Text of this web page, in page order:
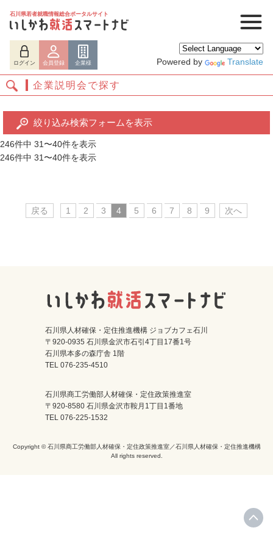
石川県若者就職情報総合ポータルサイト
ログイン 会員登録 企業様 Powered by Translate
ログイン 会員登録 企業様
企業説明会で探す
絞り込み検索フォームを表示
246件中 31〜40件を表示
246件中 31〜40件を表示
戻る 1 2 3 4 5 6 7 8 9 次へ
石川県人材確保・定住推進機構 ジョブカフェ石川
〒920-0935 石川県金沢市石引4丁目17番1号
石川県本多の森庁舎 1階
TEL 076-235-4510
石川県商工労働部人材確保・定住政策推進室
〒920-8580 石川県金沢市鞍月1丁目1番地
TEL 076-225-1532
Copyright © 石川県商工労働部人材確保・定住政策推進室／石川県人材確保・定住推進機構
All rights reserved.